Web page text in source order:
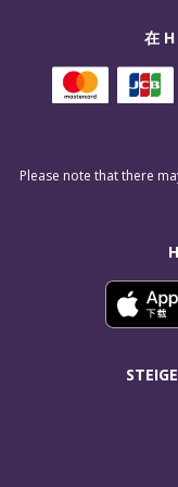
在 H
Please note that there